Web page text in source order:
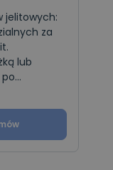
jelitowych:
za
lub
po